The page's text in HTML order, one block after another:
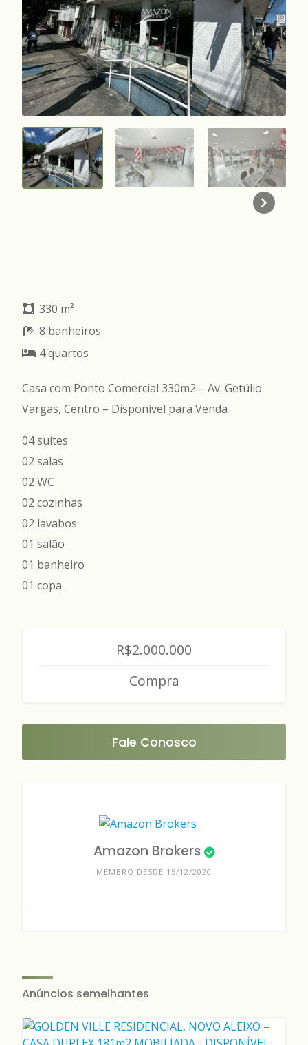
330 m²
8 banheiros
4 quartos
Casa com Ponto Comercial 330m2 – Av. Getúlio
Vargas, Centro – Disponível para Venda
04 suítes
02 salas
02 WC
02 cozinhas
02 lavabos
01 salão
01 banheiro
01 copa
R$2.000.000
Compra
Fale Conosco
Amazon Brokers
MEMBRO DESDE 15/12/2020
Anúncios semelhantes